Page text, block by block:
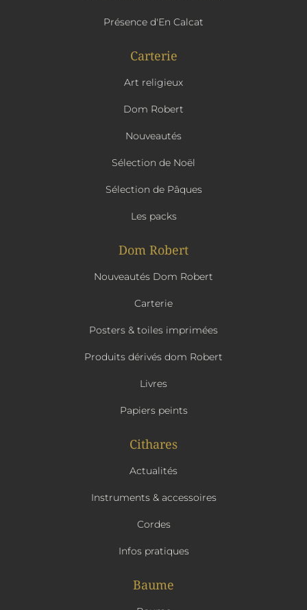
Présence d'En Calcat
Carterie
Art religieux
Dom Robert
Nouveautés
Sélection de Noël
Sélection de Pâques
Les packs
Dom Robert
Nouveautés Dom Robert
Carterie
Posters & toiles imprimées
Produits dérivés dom Robert
Livres
Papiers peints
Cithares
Actualités
Instruments & accessoires
Cordes
Infos pratiques
Baume